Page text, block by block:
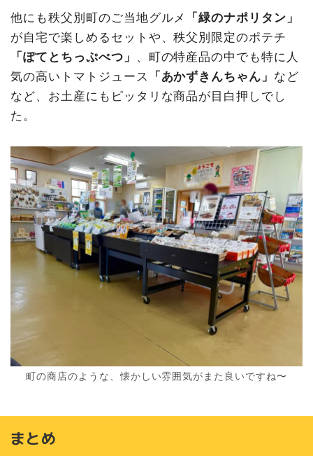
他にも秩父別町のご当地グルメ
「緑のナポリタン」
が自宅で楽しめるセットや、秩父別限定のポテチ
「ぽてとちっぷべつ」 、町の特産品の中でも特に人
気の高いトマトジュース
「あかずきんちゃん」 など
など、お土産にもピッタリな商品が目白押しでし
た。
町の商店のような、懐かしい雰囲気がまた良いですね〜
まとめ